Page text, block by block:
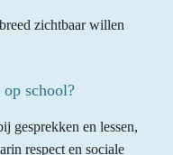
zichtbaar willen
op school?
gesprekken en lessen,
respect en sociale